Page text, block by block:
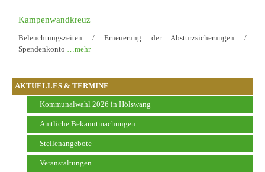
AKTUELLES & TERMINE
Kommunalwahl 2026 in Hölswang
Amtliche Bekanntmachungen
Stellenangebote
Veranstaltungen
Kampenwandkreuz
Beleuchtungszeiten / Erneuerung der Absturzsicherungen /
Spendenkonto …mehr